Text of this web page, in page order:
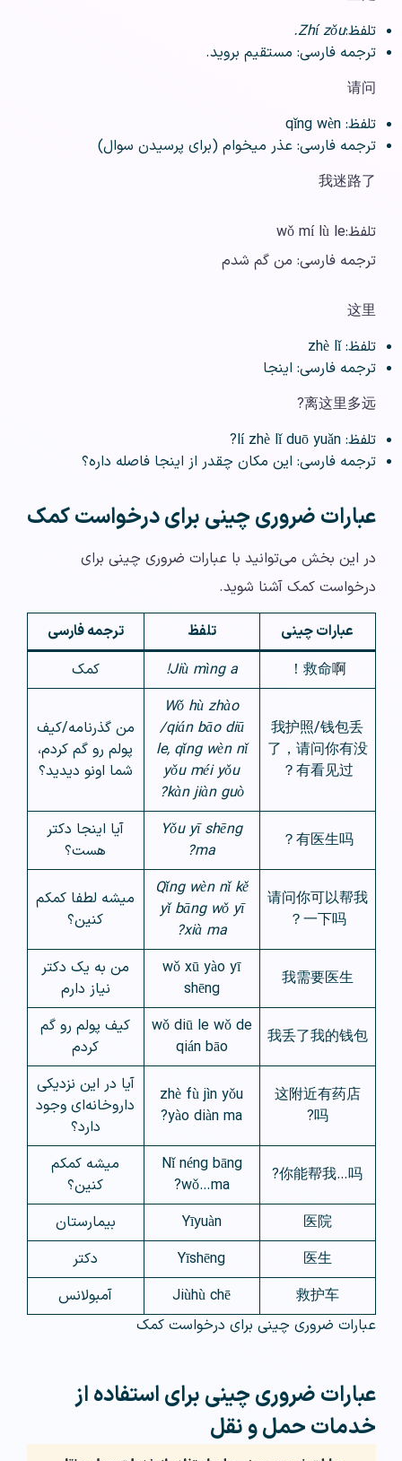
تلفظ:Zhí zǒu.
ترجمه فارسی: مستقیم بروید.
请问
تلفظ: qǐng wèn
ترجمه فارسی: عذر میخوام (برای پرسیدن سوال)
我迷路了
تلفظ:wǒ mí lù le
ترجمه فارسی: من گم شدم
这里
تلفظ: zhè lǐ
ترجمه فارسی: اینجا
离这里多远?
تلفظ: lí zhè lǐ duō yuǎn?
ترجمه فارسی: این مکان چقدر از اینجا فاصله داره؟
عبارات ضروری چینی برای درخواست کمک
در این بخش می‌توانید با عبارات ضروری چینی برای
درخواست کمک آشنا شوید.
عبارات چینی تلفظ
ترجمه فارسی
救命啊！
Jiù mìng a! کمک
我护照/钱包丢
了，请问你有没
有看见过？
Wǒ hù zhào
/qián bāo diū
le, qǐng wèn nǐ
yǒu méi yǒu
kàn jiàn guò?
من گذرنامه/کیف
پولم رو گم کردم،
شما اونو دیدید؟
有医生吗？
Yǒu yī shēng
ma?
آیا اینجا دکتر
هست؟
请问你可以帮我
一下吗？
Qǐng wèn nǐ kě
yǐ bāng wǒ yī
xià ma?
میشه لطفا کمکم
کنین؟
我需要医生
wǒ xū yào yī
shēng
من به یک دکتر
نیاز دارم
我丢了我的钱包
wǒ diū le wǒ de
qián bāo
کیف پولم رو گم
کردم
这附近有药店
吗?
zhè fù jìn yǒu
yào diàn ma?
آیا در این نزدیکی
داروخانه‌ای وجود
دارد؟
你能帮我…吗?
Nǐ néng bāng
wǒ…ma?
میشه کمکم
کنین؟
医院
Yīyuàn
بیمارستان
医生
Yīshēng
دکتر
救护车
Jiùhù chē
آمبولانس
عبارات ضروری چینی برای درخواست کمک
عبارات ضروری چینی برای استفاده از
خدمات حمل و نقل